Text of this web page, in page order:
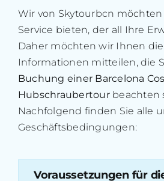
Wir von Skytourbcn
Service bieten, der all Ihre
Daher möchten wir Ihnen
Informationen mitteilen, die
Buchung einer Barcelona
Hubschraubertourbeachten
Nachfolgend finden Sie alle
Geschäftsbedingungen:
Voraussetzungen für